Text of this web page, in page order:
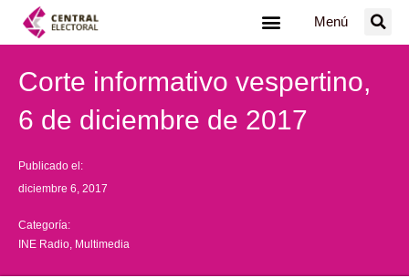
Menú
Corte informativo vespertino,
6 de diciembre de 2017
Publicado el:
diciembre 6, 2017
Categoría:
INE Radio Multimedia